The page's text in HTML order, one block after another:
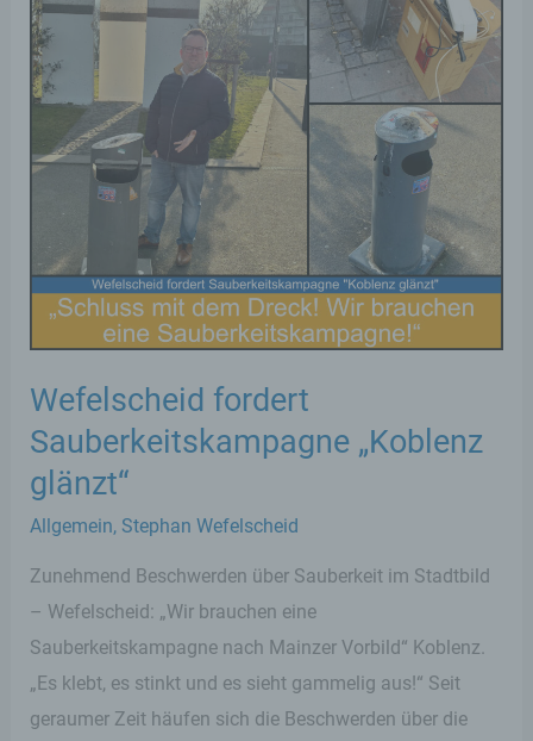
Wefelscheid fordert
Sauberkeitskampagne „Koblenz
glänzt“
Allgemein, Stephan Wefelscheid
Zunehmend Beschwerden über Sauberkeit im Stadtbild
– Wefelscheid: „Wir brauchen eine
Sauberkeitskampagne nach Mainzer Vorbild“ Koblenz.
„Es klebt, es stinkt und es sieht gammelig aus!“ Seit
geraumer Zeit häufen sich die Beschwerden über die